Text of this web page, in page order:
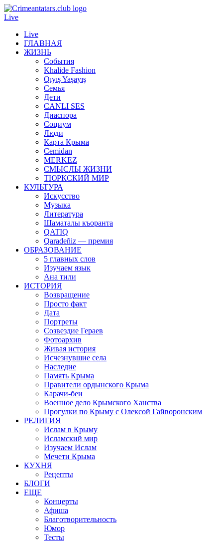
Live
Live
ГЛАВНАЯ
ЖИЗНЬ
События
Khalide Fashion
Qıyış Yaşayış
Семья
Дети
CANLI SES
Диаспора
Социум
Люди
Карта Крыма
Cemidan
МERKEZ
СМЫСЛЫ ЖИЗНИ
ТЮРКСКИЙ МИР
КУЛЬТУРА
Искусство
Музыка
Литература
Шаматалы къоранта
QATIQ
Qaradeñiz — премия
ОБРАЗОВАНИЕ
5 главных слов
Изучаем язык
Ана тили
ИСТОРИЯ
Возвращение
Просто факт
Дата
Портреты
Созвездие Гераев
Фотоархив
Живая история
Исчезнувшие села
Наследие
Память Крыма
Правители ордынского Крыма
Карачи-беи
Военное дело Крымского Ханства
Прогулки по Крыму с Олексой Гайворонским
РЕЛИГИЯ
Ислам в Крыму
Исламский мир
Изучаем Ислам
Мечети Крыма
КУХНЯ
Рецепты
БЛОГИ
ЕЩЕ
Концерты
Афиша
Благотворительность
Юмор
Тесты